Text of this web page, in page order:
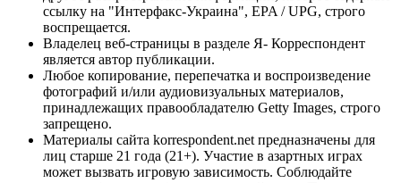
ссылку на "Интерфакс-Украина", EPA / UPG, строго
воспрещается.
Владелец веб-страницы в разделе Я- Корреспондент
является автор публикации.
Любое копирование, перепечатка и воспроизведение
фотографий и/или аудиовизуальных материалов,
принадлежащих правообладателю Getty Images, строго
запрещено.
Материалы сайта korrespondent.net предназначены для
лиц старше 21 года (21+). Участие в азартных играх
может вызвать игровую зависимость. Соблюдайте